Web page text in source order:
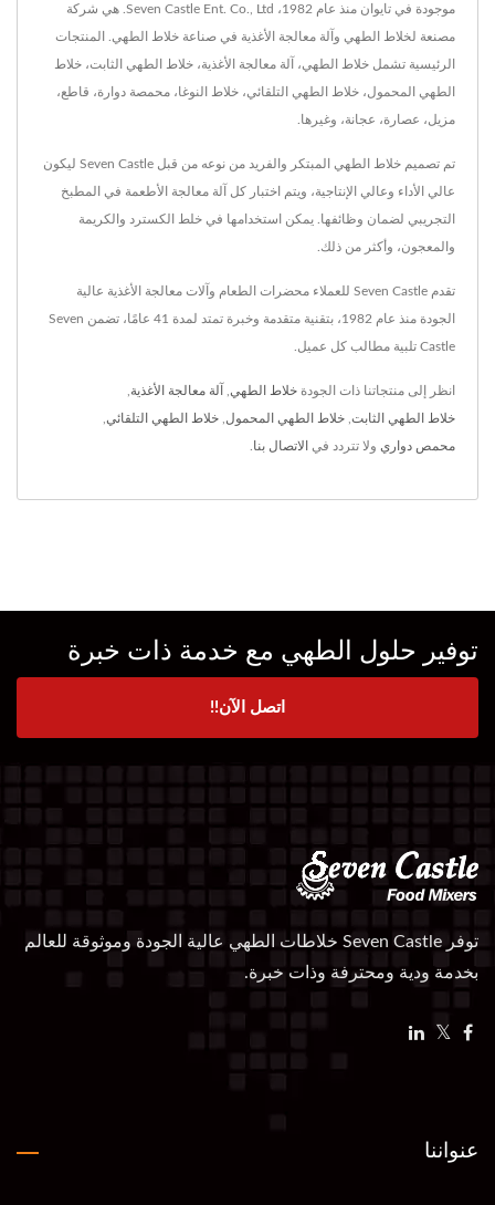
موجودة في تايوان منذ عام 1982، Seven Castle Ent. Co., Ltd. هي شركة
مصنعة لخلاط الطهي وآلة معالجة الأغذية في صناعة خلاط الطهي. المنتجات
الرئيسية تشمل خلاط الطهي، آلة معالجة الأغذية، خلاط الطهي الثابت، خلاط
الطهي المحمول، خلاط الطهي التلقائي، خلاط النوغا، محمصة دوارة، قاطع،
مزيل، عصارة، عجانة، وغيرها.
تم تصميم خلاط الطهي المبتكر والفريد من نوعه من قبل Seven Castle ليكون
عالي الأداء وعالي الإنتاجية، ويتم اختبار كل آلة معالجة الأطعمة في المطبخ
التجريبي لضمان وظائفها. يمكن استخدامها في خلط الكسترد والكريمة
والمعجون، وأكثر من ذلك.
تقدم Seven Castle للعملاء محضرات الطعام وآلات معالجة الأغذية عالية
الجودة منذ عام 1982، بتقنية متقدمة وخبرة تمتد لمدة 41 عامًا، تضمن Seven
Castle تلبية مطالب كل عميل.
انظر إلى منتجاتنا ذات الجودة خلاط الطهي آلة معالجة الأغذية
خلاط الطهي الثابت خلاط الطهي المحمول خلاط الطهي التلقائي
محمص دواري ولا تتردد في الاتصال بنا
توفير حلول الطهي مع خدمة ذات خبرة
اتصل الآن!!
توفر Seven Castle خلاطات الطهي عالية الجودة وموثوقة للعالم
بخدمة ودية ومحترفة وذات خبرة.
عنواننا